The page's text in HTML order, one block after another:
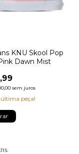
KNU Skool Pop
Dawn Mist
sem juros
peça!